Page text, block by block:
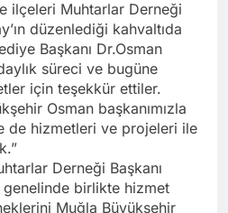
ilçeleri Muhtarlar Derneği
düzenlediği kahvaltıda
Başkanı Dr.Osman
süreci ve bugüne
için teşekkür ettiler.
Osman başkanımızla
de hizmetleri ve projeleri ile
Derneği Başkanı
birlikte hizmet
Muğla Büyükşehir